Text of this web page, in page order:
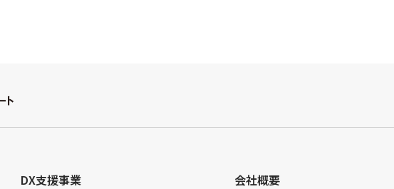
DX支援事業 会社概要